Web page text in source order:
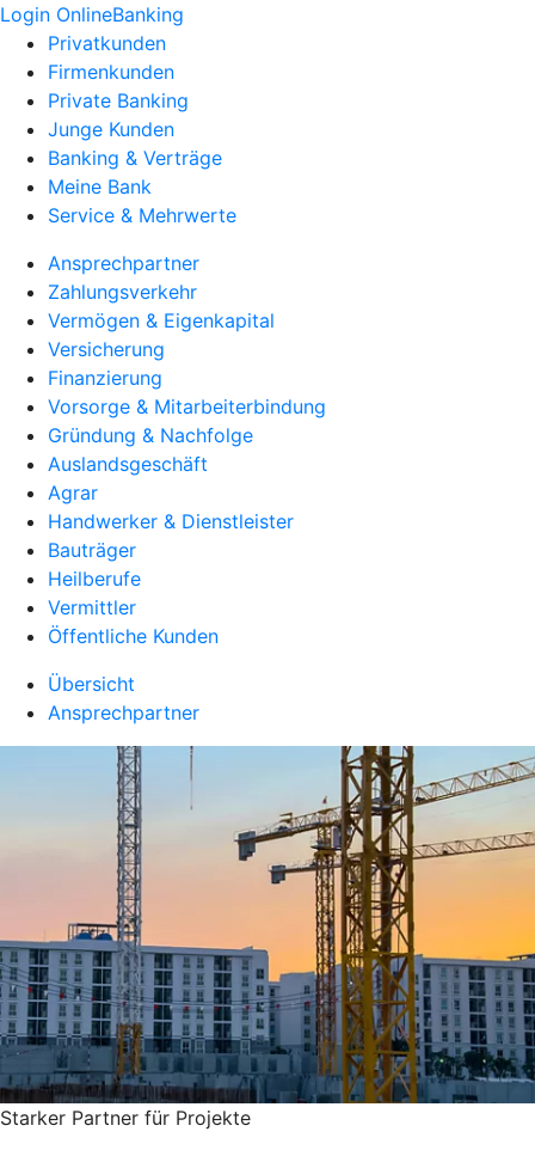
Login OnlineBanking
Privatkunden
Firmenkunden
Private Banking
Junge Kunden
Banking & Verträge
Meine Bank
Service & Mehrwerte
Ansprechpartner
Zahlungsverkehr
Vermögen & Eigenkapital
Versicherung
Finanzierung
Vorsorge & Mitarbeiterbindung
Gründung & Nachfolge
Auslandsgeschäft
Agrar
Handwerker & Dienstleister
Bauträger
Heilberufe
Vermittler
Öffentliche Kunden
Übersicht
Ansprechpartner
Starker Partner für Projekte